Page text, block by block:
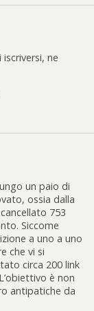
ne
un paio di
ossia dalla
753
Siccome
a uno a uno
che vi si
circa 200 link
è non
antipatiche da